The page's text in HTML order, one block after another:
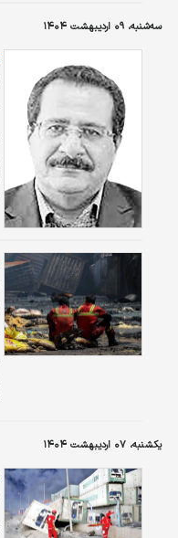
سه‌شنبه، ۰۹ اردیبهشت ۱۴۰۴
یکشنبه، ۰۷ اردیبهشت ۱۴۰۴